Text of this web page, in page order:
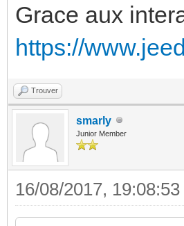
Grace aux
https://
Trouver
smarly
Junior Member
16/08/2017, 19:08:53